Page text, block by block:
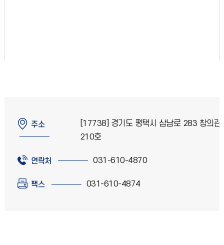
주소
[17738] 경기도 평택시 삼남로 283 창의관
210호
연락처 031-610-4870
팩스 031-610-4874